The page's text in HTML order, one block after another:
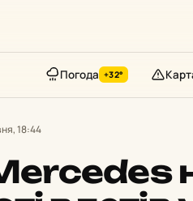
Погода +32°
18:44